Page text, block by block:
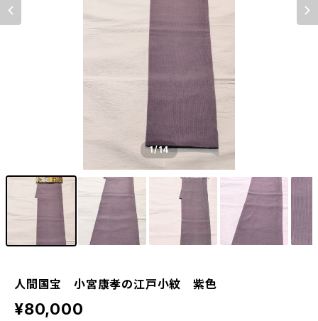
1/14
人間国宝 小宮康孝の江戸小紋 紫色
¥80,000